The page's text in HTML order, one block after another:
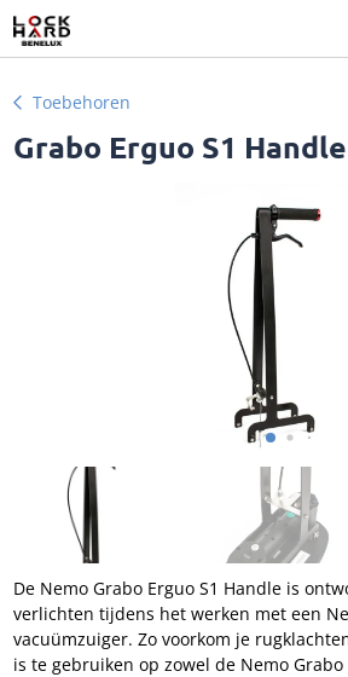
Toebehoren
Grabo Erguo S1 Handle
De Nemo Grabo Erguo S1 Handle is
verlichten tijdens het werken met een
vacuümzuiger. Zo voorkom je
is te gebruiken op zowel de Nemo Grabo